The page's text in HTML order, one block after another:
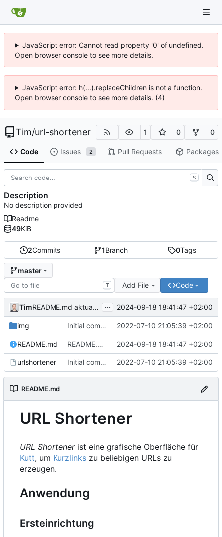
JavaScript error: Cannot read property '0' of undefined.
Open browser console to see more details.
JavaScript error: h(...).replaceChildren is not a function.
Open browser console to see more details. (4)
Tim/url-shortener 1 0 0
Code Issues 2 Pull Requests Packages
2Commits 1Branch 0Tags
master
T Add File Code
Tim README.md aktualisiert ... 2024-09-18 18:41:47 +02:00
img Initial commit 2022-07-10 21:05:39 +02:00
README.md README.md aktualisiert 2024-09-18 18:41:47 +02:00
urlshortener Initial commit 2022-07-10 21:05:39 +02:00
README.md
URL Shortener
URL Shortenerist eine grafische Oberfläche für
Kutt, um Kurzlinks zu beliebigen URLs zu
erzeugen.
Anwendung
Ersteinrichtung
S
Description
No description provided
Readme
49KiB